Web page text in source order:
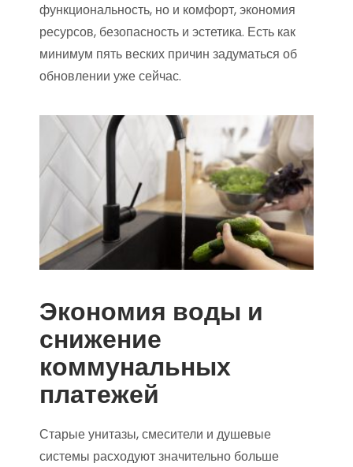
функциональность, но и комфорт, экономия
ресурсов, безопасность и эстетика. Есть как
минимум пять веских причин задуматься об
обновлении уже сейчас.
Экономия воды и
снижение
коммунальных
платежей
Старые унитазы, смесители и душевые
системы расходуют значительно больше